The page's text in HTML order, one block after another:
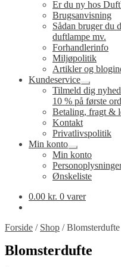
Er du ny hos
Brugsanvisning
Sådan bruger du
duftlampe mv.
Forhandlerinfo
Miljøpolitik
Artikler og
Kundeservice
Udfold
Tilmeld dig
10 % på første
Betaling, fragt &
Kontakt
Privatlivspolitik
Min konto
Udfold
undermenu
Min konto
Ønskeliste
0.00 kr. 0 varer
Forside / Shop /Blomsterdufte
Blomsterdufte